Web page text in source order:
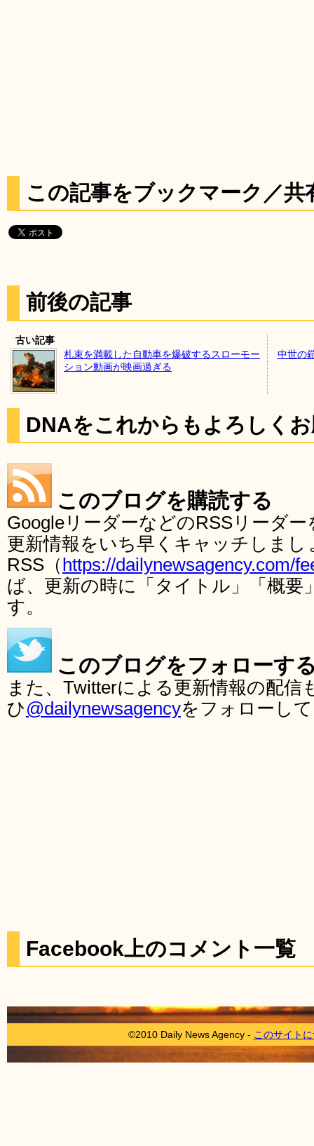
この記事をブックマーク／共
前後の記事
古い記事
札束を満載した自動車を爆破するスローモー
ション動画が映画過ぎる
中世の
DNAをこれからもよろしく
このブログを購読する
GoogleリーダーなどのRSSリーダ
更新情報をいち早くキャッチしま
RSS（ https://dailynewsagency.com/
ば、更新の時に「タイトル」「概要
す。
このブログをフォローす
また、Twitterによる更新情報の配
ひ@dailynewsagencyをフォローし
Facebook上のコメント一覧
©2010 Daily News Agency - このサイト